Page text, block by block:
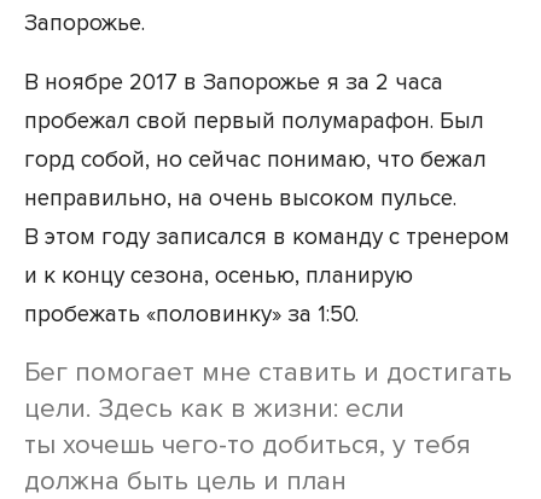
Запорожье.
В ноябре 2017 в Запорожье я за 2 часа
пробежал свой первый полумарафон. Был
горд собой, но сейчас понимаю, что бежал
неправильно, на очень высоком пульсе.
В этом году записался в команду с тренером
и к концу сезона, осенью, планирую
пробежать «половинку» за 1:50.
Бег помогает мне ставить и достигать
цели. Здесь как в жизни: если
ты хочешь чего-то добиться, у тебя
должна быть цель и план